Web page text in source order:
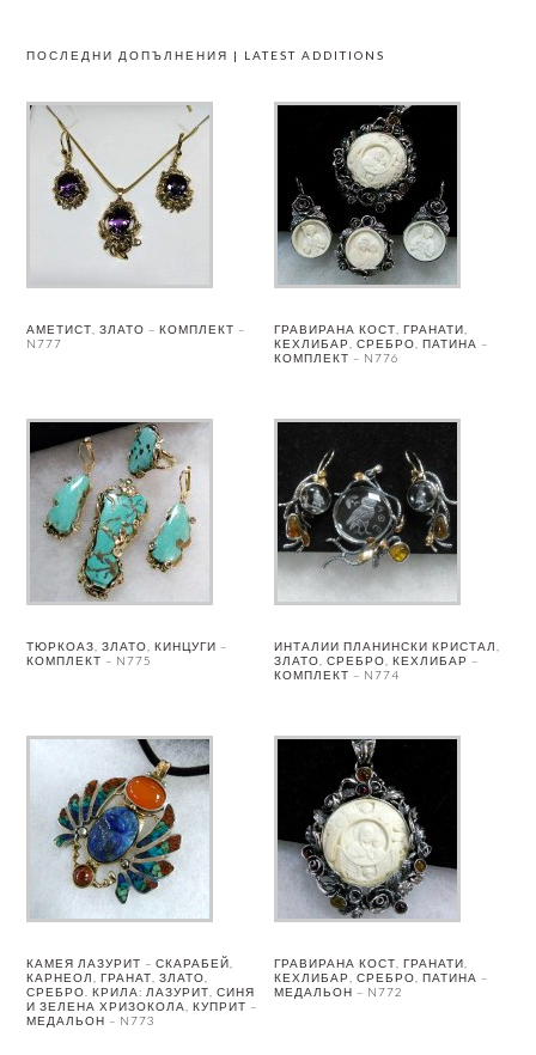
ПОСЛЕДНИ ДОПЪЛНЕНИЯ | LATEST ADDITIONS
АМЕТИСТ, ЗЛАТО – КОМПЛЕКТ –
N777
ГРАВИРАНА КОСТ, ГРАНАТИ,
КЕХЛИБАР, СРЕБРО, ПАТИНА –
КОМПЛЕКТ – N776
ТЮРКОАЗ, ЗЛАТО, КИНЦУГИ –
КОМПЛЕКТ – N775
ИНТАЛИИ ПЛАНИНСКИ КРИСТАЛ,
ЗЛАТО, СРЕБРО, КЕХЛИБАР –
КОМПЛЕКТ – N774
КАМЕЯ ЛАЗУРИТ – СКАРАБЕЙ,
КАРНЕОЛ, ГРАНАТ, ЗЛАТО,
СРЕБРО. КРИЛА: ЛАЗУРИТ, СИНЯ
И ЗЕЛЕНА ХРИЗОКОЛА, КУПРИТ –
МЕДАЛЬОН – N773
ГРАВИРАНА КОСТ, ГРАНАТИ,
КЕХЛИБАР, СРЕБРО, ПАТИНА –
МЕДАЛЬОН – N772